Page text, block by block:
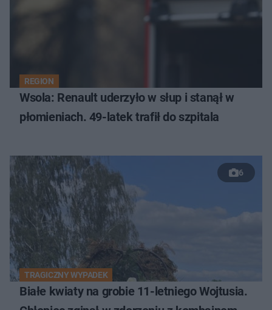
REGION
Wsola: Renault uderzyło w słup i stanął w
płomieniach. 49-latek trafił do szpitala
6
TRAGICZNY WYPADEK
Białe kwiaty na grobie 11-letniego Wojtusia.